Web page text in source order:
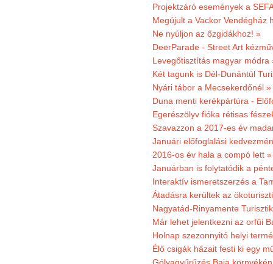
Projektzáró események a
Megújult a Vackor Vendégház
Ne nyúljon az őzgidákhoz! »
DeerParade - Street Art
Levegőtisztítás magyar módra
Két tagunk is Dél-Dunántúl
Nyári tábor a Mecsekerdőnél »
Duna menti kerékpártúra -
Egerészölyv fióka rétisas
Szavazzon a 2017-es év
Januári előfoglalási
2016-os év hala a compó lett »
Januárban is folytatódik a
Interaktív ismeretszerzés a
Átadásra kerültek az
Nagyatád-Rinyamente
Már lehet jelentkezni az orfűi
Holnap szezonnyitó helyi
Élő csigák házait festi ki egy